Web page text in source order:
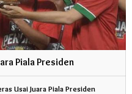
Piala Presiden
Usai Juara Piala Presiden